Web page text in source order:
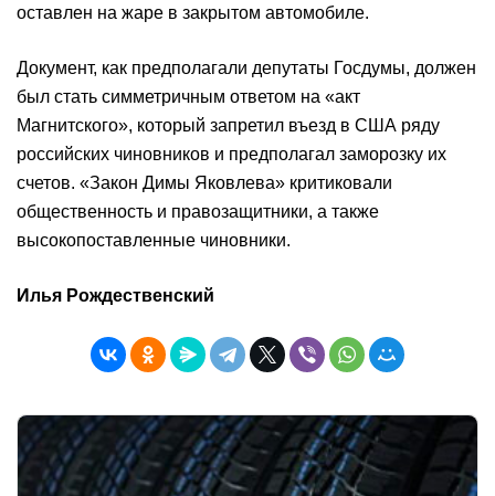
оставлен на жаре в закрытом автомобиле.
Документ, как предполагали депутаты Госдумы, должен
был стать симметричным ответом на «акт
Магнитского», который запретил въезд в США ряду
российских чиновников и предполагал заморозку их
счетов. «Закон Димы Яковлева» критиковали
общественность и правозащитники, а также
высокопоставленные чиновники.
Илья Рождественский